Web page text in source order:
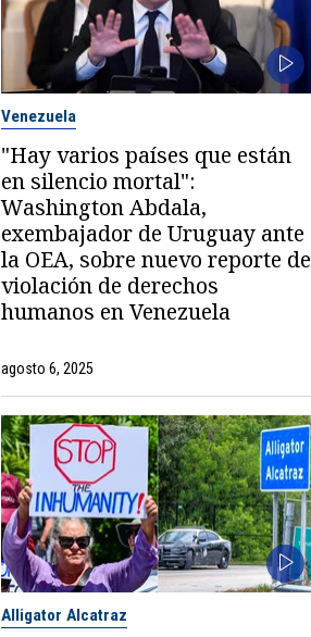
Venezuela
"Hay varios países que están
en silencio mortal":
Washington Abdala,
exembajador de Uruguay ante
la OEA, sobre nuevo reporte de
violación de derechos
humanos en Venezuela
agosto 6, 2025
Alligator Alcatraz